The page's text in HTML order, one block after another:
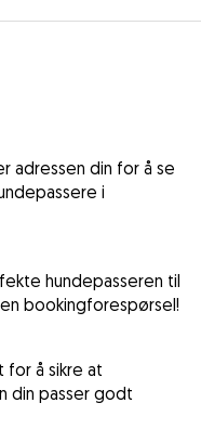
adressen din for å se
i
hundepasseren til
bookingforespørsel!
å sikre at
din passer godt